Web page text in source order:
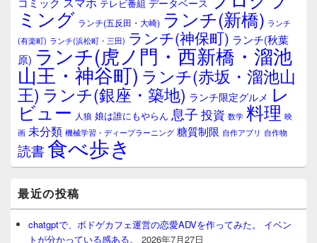
テレビ番組
ミング ランチ(五反田・大崎) ランチ(新橋) ランチ
(有楽町) ランチ(浜松町・三田) ランチ(神保町) ランチ(秋葉
原) ランチ(虎ノ門・西新橋・溜池
山王・神谷町) ランチ(赤坂・溜池山
王) ランチ(銀座・築地) ランチ限定グルメ レ
ビュー 人狼 娘は誰にもやらん 息子 投資 数学 料理 映
画 未分類 機械学習・ディープラーニング 糖質制限 自作アプリ 自作物
読書食べ歩き
最近の投稿
chatgptで、ボドゲカフェ運営の恋愛ADVを作ってみた。 イベン
トが分かっている感ある。
2026年7月27日